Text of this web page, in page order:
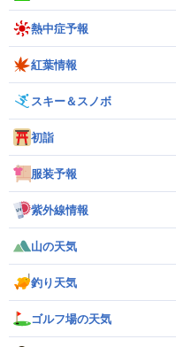
熱中症予報
紅葉情報
スキー＆スノボ
初詣
服装予報
紫外線情報
山の天気
釣り天気
ゴルフ場の天気